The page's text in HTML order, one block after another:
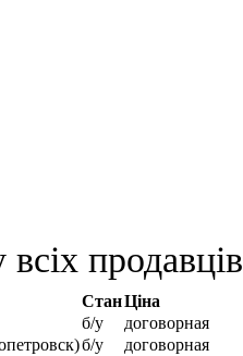
продавців
СтанЦіна
б/у
договорная
б/у
договорная